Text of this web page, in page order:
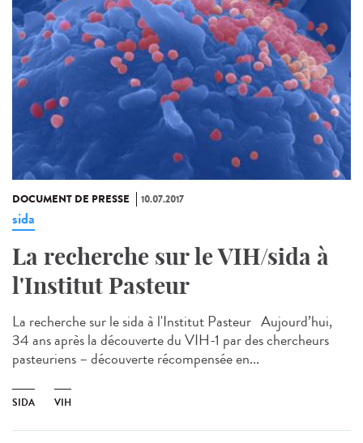
DOCUMENT DE PRESSE 10.07.2017
sida
La recherche sur le VIH/sida à
l'Institut Pasteur
La recherche sur le sida à l'Institut Pasteur Aujourd’hui,
34 ans après la découverte du VIH-1 par des chercheurs
pasteuriens – découverte récompensée en...
SIDA VIH